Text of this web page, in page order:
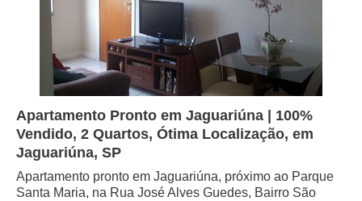
Apartamento Pronto em Jaguariúna | 100%
Vendido, 2 Quartos, Ótima Localização, em
Jaguariúna, SP
Apartamento pronto em Jaguariúna, próximo ao Parque
Santa Maria, na Rua José Alves Guedes, Bairro São